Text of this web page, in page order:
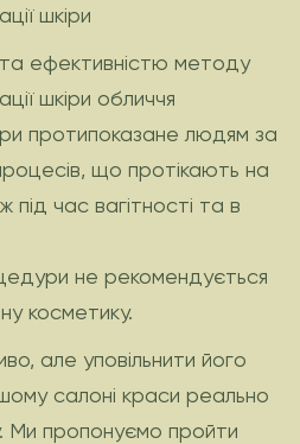
шкіри
та ефективністю методу
шкіри обличчя
протипоказане людям за
що протікають на
під час вагітності та в
не рекомендується
косметику.
але уповільнити його
салоні краси реально
Ми пропонуємо пройти